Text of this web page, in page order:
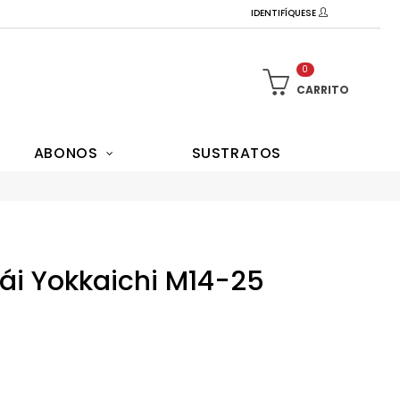
IDENTIFÍQUESE
0
CARRITO
ABONOS SUSTRATOS
Yokkaichi M14-25